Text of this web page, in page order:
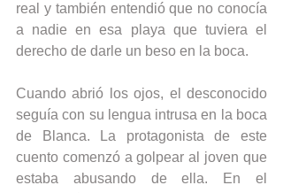
real y también entendió que no conocía
a nadie en esa playa que tuviera el
derecho de darle un beso en la boca.
Cuando abrió los ojos, el desconocido
seguía con su lengua intrusa en la boca
de Blanca. La protagonista de este
cuento comenzó a golpear al joven que
estaba abusando de ella. En el